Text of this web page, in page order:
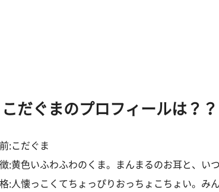
こだぐまのプロフィールは？？
:こだぐま
:黄色いふわふわのくま。まんまるのお耳と、い
:人懐っこくてちょっぴりおっちょこちょい。み